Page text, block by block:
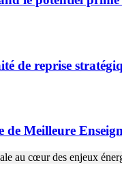
de reprise
Meilleure